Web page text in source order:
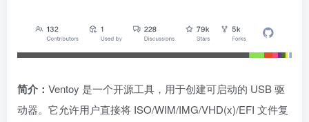
简介： Ventoy 是一个开源工具，用于创建可启动的 USB 驱
动器。它允许用户直接将 ISO/WIM/IMG/VHD(x)/EFI 文件复